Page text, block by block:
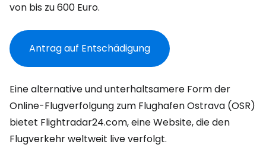
von bis zu 600 Euro.
Antrag auf Entschädigung
Eine alternative und unterhaltsamere Form der
Online-Flugverfolgung zum Flughafen Ostrava (OSR)
bietet Flightradar24.com, eine Website, die den
Flugverkehr weltweit live verfolgt.